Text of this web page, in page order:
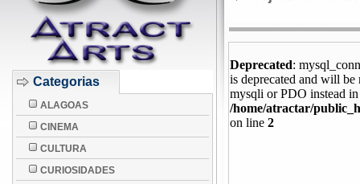
Categorias
ALAGOAS
CINEMA
CULTURA
CURIOSIDADES